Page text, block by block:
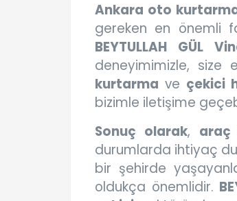
Ankara oto
gereken en önemli
BEYTULLAH GÜL
deneyimimizle, size
kurtarma ve çekici
bizimle iletişime
Sonuç olarak,
durumlarda ihtiyaç
bir şehirde
oldukça önemlidir.